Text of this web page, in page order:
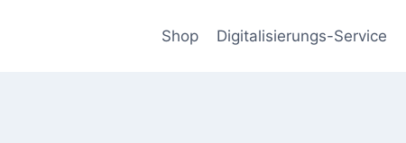
Shop Digitalisierungs-Service